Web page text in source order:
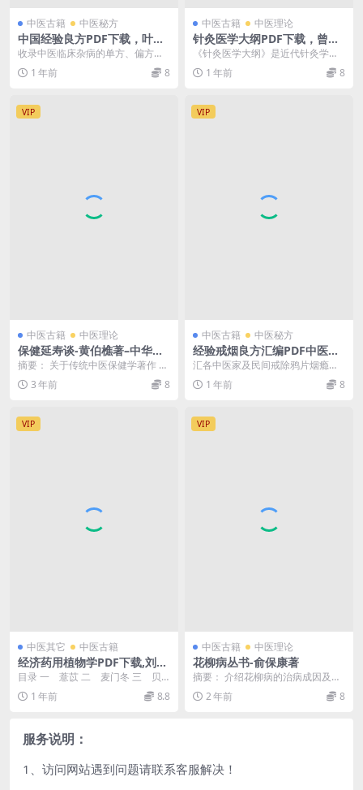
中医古籍 中医秘方
中国经验良方PDF下载，叶瑗
编辑
收录中医临床杂病的单方、偏方与
秘方百余种。简介其药味、炮制、
服法、辨证加减、功用...
1 年前 8
中医古籍 中医理论
针灸医学大纲PDF下载，曾天
治编
《针灸医学大纲》是近代针灸学家
曾天治（1902-1948）撰成的革新
性著作。该书...
1 年前 8
VIP
中医古籍 中医理论
保健延寿谈-黄伯樵著–中华书
局-民国三十七年[1948]
摘要： 关于传统中医保健学著作 截
图： 服务说明： （1）、加入VIP会
员，全站...
3 年前 8
VIP
中医古籍 中医秘方
经验戒烟良方汇编PDF中医古
籍下载，齐家本集
汇各中医家及民间戒除鸦片烟瘾经
验方82个。书后附治疗痢疾良方22
个 1 年前 8
VIP
中医其它 中医古籍
经济药用植物学PDF下载,刘宝
善,周太炎编
目录 一 薏苡 二 麦门冬 三 贝
母 四 山药 五 ...
1 年前 8.8
VIP
中医古籍 中医理论
花柳病丛书-俞保康著
摘要： 介绍花柳病的治病成因及治
疗过程 截图：
2 年前 8
服务说明：
1、访问网站遇到问题请联系客服解决！